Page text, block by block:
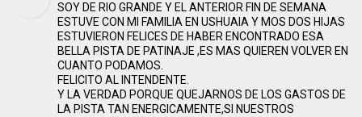
SOY DE RIO GRANDE Y EL ANTERIOR FIN DE SEMANA
ESTUVE CON MI FAMILIA EN USHUAIA Y MOS DOS HIJAS
ESTUVIERON FELICES DE HABER ENCONTRADO ESA
BELLA PISTA DE PATINAJE ,ES MAS QUIEREN VOLVER EN
CUANTO PODAMOS.
FELICITO AL INTENDENTE.
Y LA VERDAD PORQUE QUEJARNOS DE LOS GASTOS DE
LA PISTA TAN ENERGICAMENTE,SI NUESTROS